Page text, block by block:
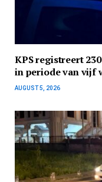
KPS registreert
in periode van vijf
AUGUST 5, 2026